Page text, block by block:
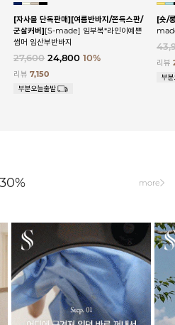
[자사몰 단독판매][여름반바지/쫀득스판/
군살커버][S-made] 임부복*라인이예쁜
썸머 임산부반바지
27,600 24,800 10%
리뷰7,150
[숏/
리뷰
more